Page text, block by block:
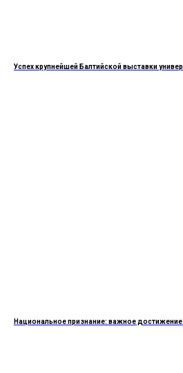
Успех крупнейшей Балтийской выставки
Национальное признание: важное достижение